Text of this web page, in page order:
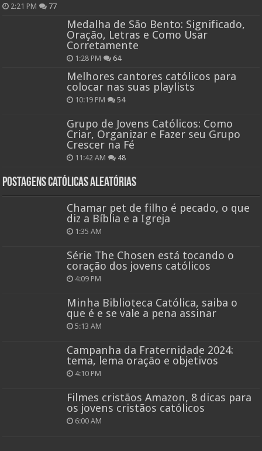
2:21 PM 77
Medalha de São Bento: Significado,
Oração, Letras e Como Usar
Corretamente
1:28 PM 64
Melhores cantores católicos para
colocar nas suas playlists
10:19 PM 54
Grupo de Jovens Católicos: Como
Criar, Organizar e Fazer seu Grupo
Crescer na Fé
11:42 AM 48
Postagens católicas aleatórias
Chamar pet de filho é pecado, o que
diz a Bíblia e a Igreja
1:35 AM
Série The Chosen está tocando o
coração dos jovens católicos
4:09 PM
Minha Biblioteca Católica, saiba o
que é e se vale a pena assinar
5:13 AM
Campanha da Fraternidade 2024:
tema, lema oração e objetivos
4:10 PM
Filmes cristãos Amazon, 8 dicas para
os jovens cristãos católicos
6:00 AM